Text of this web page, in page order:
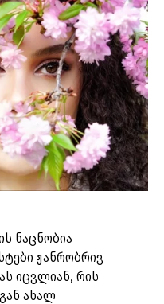
ნაცნობია
ჟანრობრივ
იცვლიან, რის
ახალ